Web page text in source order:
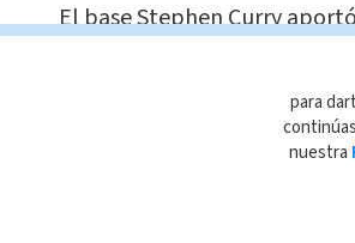
El base Stephen Curry
anotó 19 tantos que
por paliza de 141-113 a los
Curry atinó siete de sus 11
rebotes. Draymond Green
mientras que Klay
para
nuestra